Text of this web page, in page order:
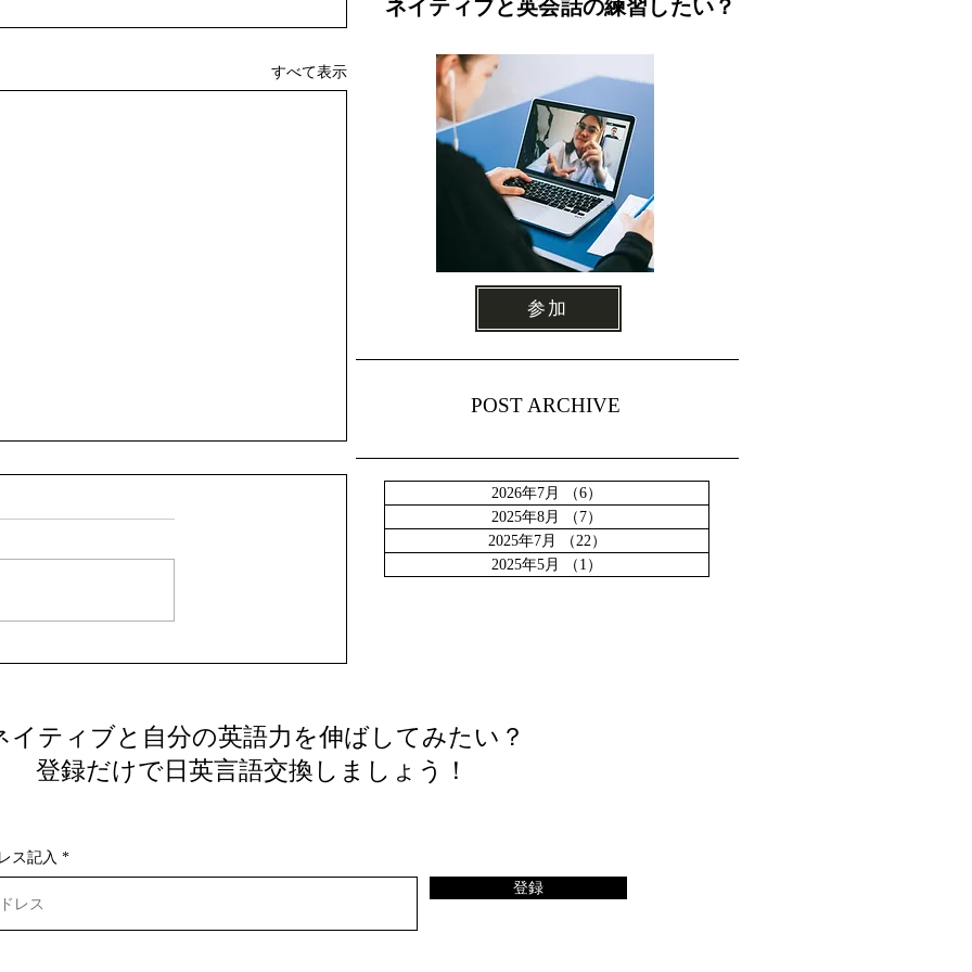
すべて表示
を徹底解説
ネイティブと英会話の練習したい？
参加
POST ARCHIVE
2026年7月 （6）
2025年8月
（7）
2025年7月
（22）
2025年5月
（1）
イティブと自分の英語力を伸ばしてみたい？
録だけで日英言語交換しましょう！
ス記入
登録